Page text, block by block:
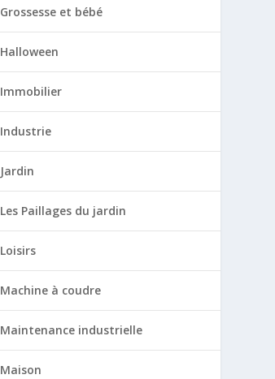
Grossesse et bébé
Halloween
Immobilier
Industrie
Jardin
Les Paillages du jardin
Loisirs
Machine à coudre
Maintenance industrielle
Maison